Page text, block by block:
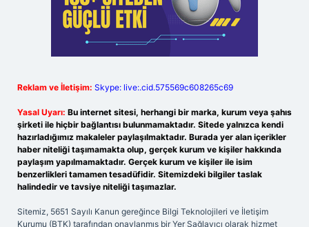
Reklam ve İletişim: Skype: live:.cid.575569c608265c69
Yasal Uyarı: Bu internet sitesi, herhangi bir marka, kurum veya şahıs
şirketi ile hiçbir bağlantısı bulunmamaktadır. Sitede yalnızca kendi
hazırladığımız makaleler paylaşılmaktadır. Burada yer alan içerikler
haber niteliği taşımamakta olup, gerçek kurum ve kişiler hakkında
paylaşım yapılmamaktadır. Gerçek kurum ve kişiler ile isim
benzerlikleri tamamen tesadüfidir. Sitemizdeki bilgiler taslak
halindedir ve tavsiye niteliği taşımazlar.
Sitemiz, 5651 Sayılı Kanun gereğince Bilgi Teknolojileri ve İletişim
Kurumu (BTK) tarafından onaylanmış bir Yer Sağlayıcı olarak hizmet